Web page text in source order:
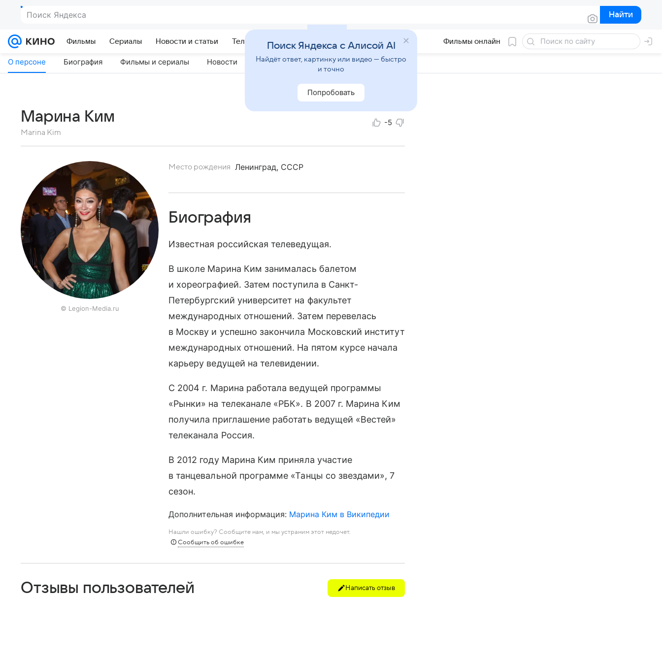
Поиск Яндекса Найти
Найти
Фильмы Сериалы Новости и статьи Телепрограмма Фильмы онлайн
О персоне Биография Фильмы и сериалы Новости
Марина Ким
Marina Kim
-5
© Legion-Media.ru
Место рождения Ленинград, СССР
Биография
Известная российская телеведущая.
В школе Марина Ким занималась балетом
и хореографией. Затем поступила в Санкт-
Петербургский университет на факультет
международных отношений. Затем перевелась
в Москву и успешно закончила Московский институт
международных отношений. На пятом курсе начала
карьеру ведущей на телевидении.
С 2004 г. Марина работала ведущей программы
«Рынки» на телеканале «РБК». В 2007 г. Марина Ким
получила приглашение работать ведущей «Вестей»
телеканала Россия.
В 2012 году Марина Ким приняла участие
в танцевальной программе «Танцы со звездами», 7
сезон.
Дополнительная информация: Марина Ким в Википедии
Нашли ошибку? Сообщите нам, и мы устраним этот недочет.
Сообщить об ошибке
Отзывы пользователей Написать отзыв
Поиск Яндекса с Алисой AI
Найдёт ответ, картинку или видео — быстро
и точно
Попробовать